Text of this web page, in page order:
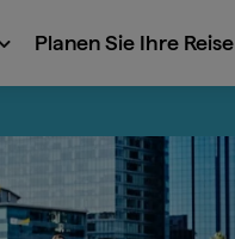
Planen Sie Ihre Reise